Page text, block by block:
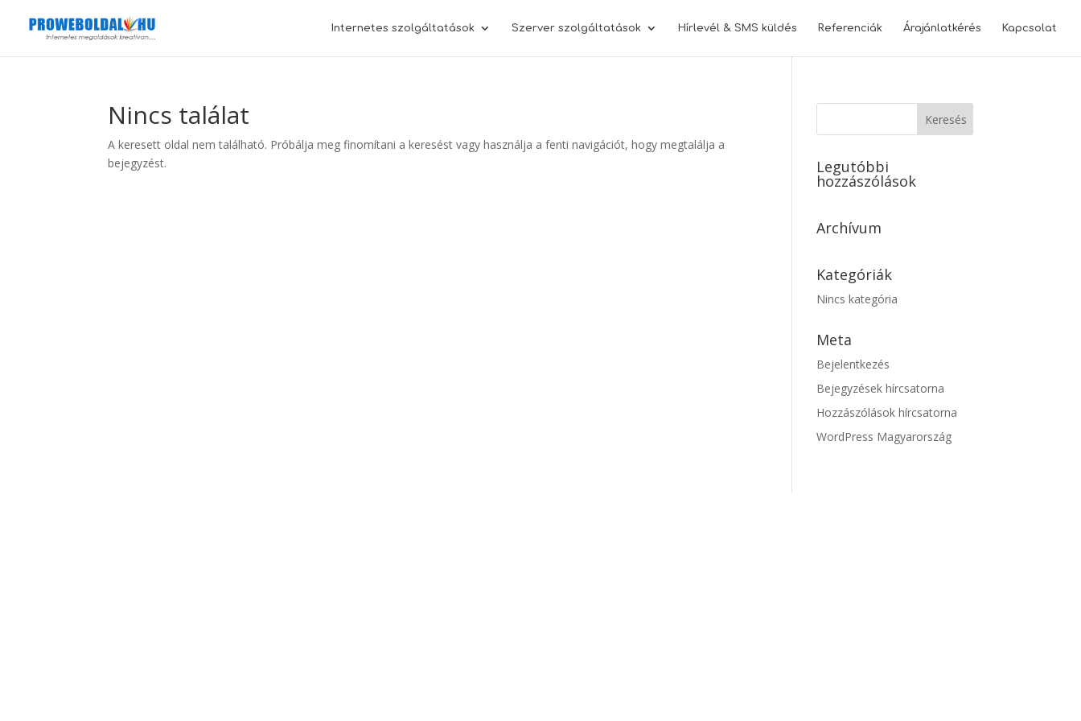
Internetes szolgáltatások Szerver szolgáltatások Hírlevél & SMS küldés Referenciák Árajánlatkérés Kapcsolat
Nincs találat
A keresett oldal nem található. Próbálja meg finomítani a keresést vagy használja a fenti navigációt, hogy megtalálja a
bejegyzést.
Legutóbbi
hozzászólások
Archívum
Kategóriák
Nincs kategória
Meta
Bejelentkezés
Bejegyzések hírcsatorna
Hozzászólások hírcsatorna
WordPress Magyarország